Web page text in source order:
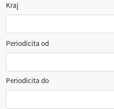
Kraj
Periodicita od
Periodicita do